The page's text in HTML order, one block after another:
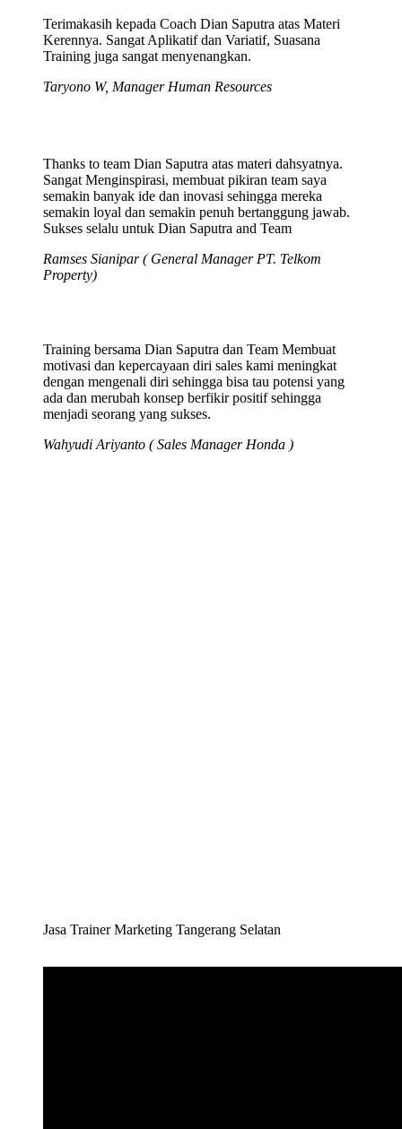
Terimakasih kepada Coach Dian Saputra atas Materi
Kerennya. Sangat Aplikatif dan Variatif, Suasana
Training juga sangat menyenangkan.
Taryono W, Manager Human Resources
Thanks to team Dian Saputra atas materi dahsyatnya.
Sangat Menginspirasi, membuat pikiran team saya
semakin banyak ide dan inovasi sehingga mereka
semakin loyal dan semakin penuh bertanggung jawab.
Sukses selalu untuk Dian Saputra and Team
Ramses Sianipar ( General Manager PT. Telkom
Property)
Training bersama Dian Saputra dan Team Membuat
motivasi dan kepercayaan diri sales kami meningkat
dengan mengenali diri sehingga bisa tau potensi yang
ada dan merubah konsep berfikir positif sehingga
menjadi seorang yang sukses.
Wahyudi Ariyanto ( Sales Manager Honda )
Jasa Trainer Marketing Tangerang Selatan